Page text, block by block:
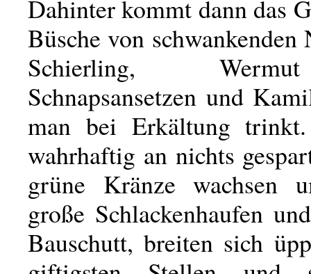
Dahinter kommt dann das
Büsche von schwankenden
Schierling,
Schnapsansetzen und
man bei Erkältung
wahrhaftig an nichts
grüne Kränze wachsen
große Schlackenhaufen
Bauschutt, breiten sich